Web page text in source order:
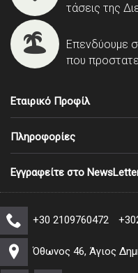
τάσεις της
Επενδύουμε
που
Εταιρικό Προφίλ
Πληροφορίες
Εγγραφείτε στο
+30 2109760472
Όθωνος 46, Άγιος